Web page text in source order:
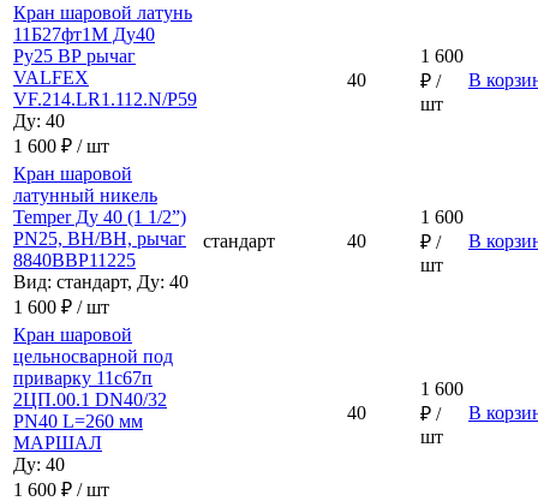
Кран шаровой латунь
11Б27фт1М Ду40
Ру25 ВР рычаг
VALFEX
VF.214.LR1.112.N/P59
Ду: 40
1 600 ₽ / шт
40
1 600
₽ /
шт
В
Кран шаровой
латунный никель
Temper Ду 40 (1 1/2”)
PN25, ВН/ВН, рычаг
8840ВВР11225
Вид: стандарт, Ду: 40
1 600 ₽ / шт
стандарт 40
1 600
₽ /
шт
В
Кран шаровой
цельносварной под
приварку 11с67п
2ЦП.00.1 DN40/32
PN40 L=260 мм
МАРШАЛ
Ду: 40
1 600 ₽ / шт
40
1 600
₽ /
шт
В